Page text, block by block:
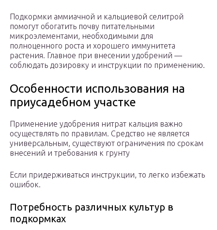
Подкормки аммиачной и кальциевой селитрой
помогут обогатить почву питательными
микроэлементами, необходимыми для
полноценного роста и хорошего иммунитета
растения. Главное при внесении удобрений —
соблюдать дозировку и инструкции по применению.
Особенности использования на
приусадебном участке
Применение удобрения нитрат кальция важно
осуществлять по правилам. Средство не является
универсальным, существуют ограничения по срокам
внесений и требования к грунту
Если придерживаться инструкции, то легко избежать
ошибок.
Потребность различных культур в
подкормках